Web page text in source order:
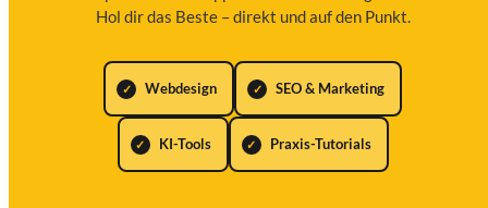
Hol dir das Beste – direkt und auf den Punkt.
Webdesign SEO & Marketing
KI-Tools Praxis-Tutorials